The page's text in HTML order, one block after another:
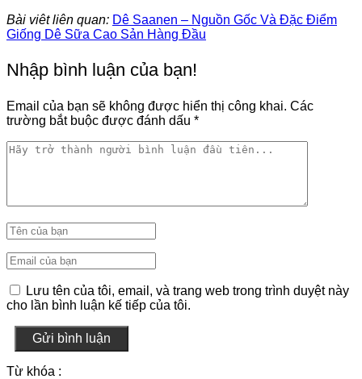
Bài viêt liên quan: Dê Saanen – Nguồn Gốc Và Đặc Điểm
Giống Dê Sữa Cao Sản Hàng Đầu
Nhập bình luận của bạn!
Email của bạn sẽ không được hiển thị công khai. Các
trường bắt buộc được đánh dấu *
Lưu tên của tôi, email, và trang web trong trình duyệt này
cho lần bình luận kế tiếp của tôi.
Gửi bình luận
Từ khóa :